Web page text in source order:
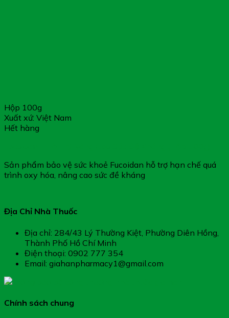
Hộp 100g
Xuất xứ: Việt Nam
Hết hàng
Sản phẩm bảo vệ sức khoẻ Fucoidan hỗ trợ hạn chế quá
trình oxy hóa, nâng cao sức đề kháng
Địa Chỉ Nhà Thuốc
Địa chỉ: 284/43 Lý Thường Kiệt, Phường Diên Hồng,
Thành Phố Hồ Chí Minh
Điện thoại: 0902 777 354
Email: giahanpharmacy1@gmail.com
Chính sách chung